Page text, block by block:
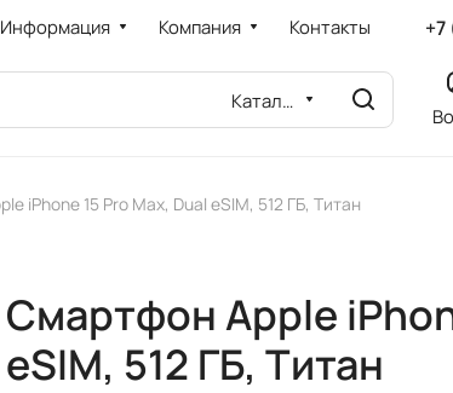
Информация Компания Контакты
Каталог
iPhone 15 Pro Max, Dual eSIM, 512 ГБ, Титан
Смартфон Apple
eSIM, 512 ГБ, Титан